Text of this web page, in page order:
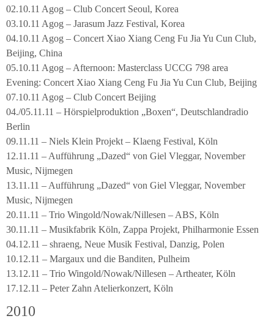
02.10.11 Agog – Club Concert Seoul, Korea
03.10.11 Agog – Jarasum Jazz Festival, Korea
04.10.11 Agog – Concert Xiao Xiang Ceng Fu Jia Yu Cun Club,
Beijing, China
05.10.11 Agog – Afternoon: Masterclass UCCG 798 area
Evening: Concert Xiao Xiang Ceng Fu Jia Yu Cun Club, Beijing
07.10.11 Agog – Club Concert Beijing
04./05.11.11 – Hörspielproduktion „Boxen“, Deutschlandradio
Berlin
09.11.11 – Niels Klein Projekt – Klaeng Festival, Köln
12.11.11 – Aufführung „Dazed“ von Giel Vleggar, November
Music, Nijmegen
13.11.11 – Aufführung „Dazed“ von Giel Vleggar, November
Music, Nijmegen
20.11.11 – Trio Wingold/Nowak/Nillesen – ABS, Köln
30.11.11 – Musikfabrik Köln, Zappa Projekt, Philharmonie Essen
04.12.11 – shraeng, Neue Musik Festival, Danzig, Polen
10.12.11 – Margaux und die Banditen, Pulheim
13.12.11 – Trio Wingold/Nowak/Nillesen – Artheater, Köln
17.12.11 – Peter Zahn Atelierkonzert, Köln
2010